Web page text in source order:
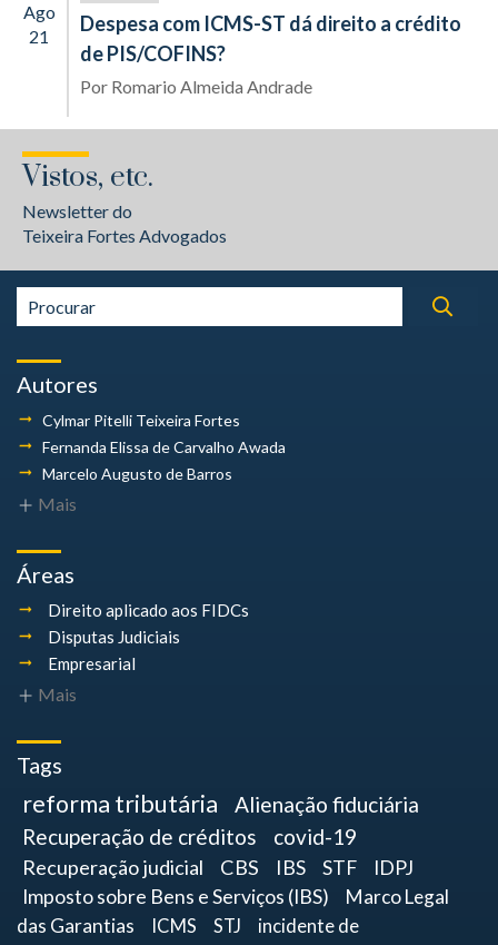
Ago
21
Despesa com ICMS-ST dá direito a crédito
de PIS/COFINS?
Por Romario Almeida Andrade
Vistos, etc.
Newsletter do
Teixeira Fortes Advogados
Autores
Cylmar Pitelli Teixeira Fortes
Fernanda Elissa de Carvalho Awada
Marcelo Augusto de Barros
Mais
Áreas
Direito aplicado aos FIDCs
Disputas Judiciais
Empresarial
Mais
Tags
reforma tributária
Alienação fiduciária
Recuperação de créditos
covid-19
Recuperação judicial CBS IBS STF
IDPJ
Imposto sobre Bens e Serviços (IBS)
Marco Legal
das Garantias
ICMS STJ
incidente de